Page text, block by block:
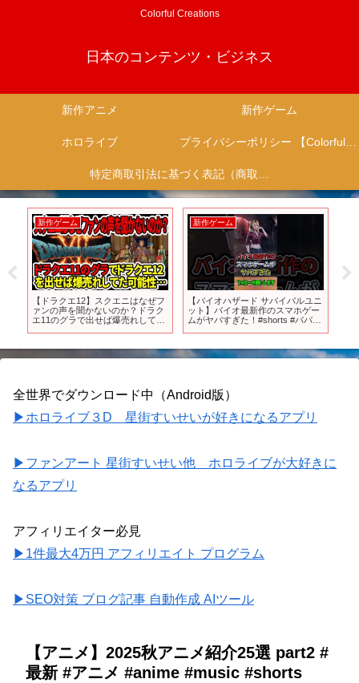
Colorful Creations
日本のコンテンツ・ビジネス
新作アニメ 新作ゲーム
ホロライブ プライバシーポリシー 【Colorful Creation】
特定商取引法に基づく表記（商取引に関する開示）
新作ゲーム
【ドラクエ12】スクエニはなぜフ
ァンの声を聞かないのか？ドラク
エ11のグラで出せば爆売れしてた
新作ゲーム
【バイオハザード サバイバルユニ
ット】バイオ最新作のスマホゲー
ムがヤバすぎた！#shorts #ババイ
ちゃんねるず
ま
期
全世界でダウンロード中（Android版）
▶ホロライブ３D 星街すいせいが好きになるアプリ
▶ファンアート 星街すいせい他 ホロライブが大好きに
なるアプリ
アフィリエイター必見
▶1件最大4万円 アフィリエイト プログラム
▶SEO対策 ブログ記事 自動作成 AIツール
【アニメ】2025秋アニメ紹介25選 part2 #
最新 #アニメ #anime #music #shorts